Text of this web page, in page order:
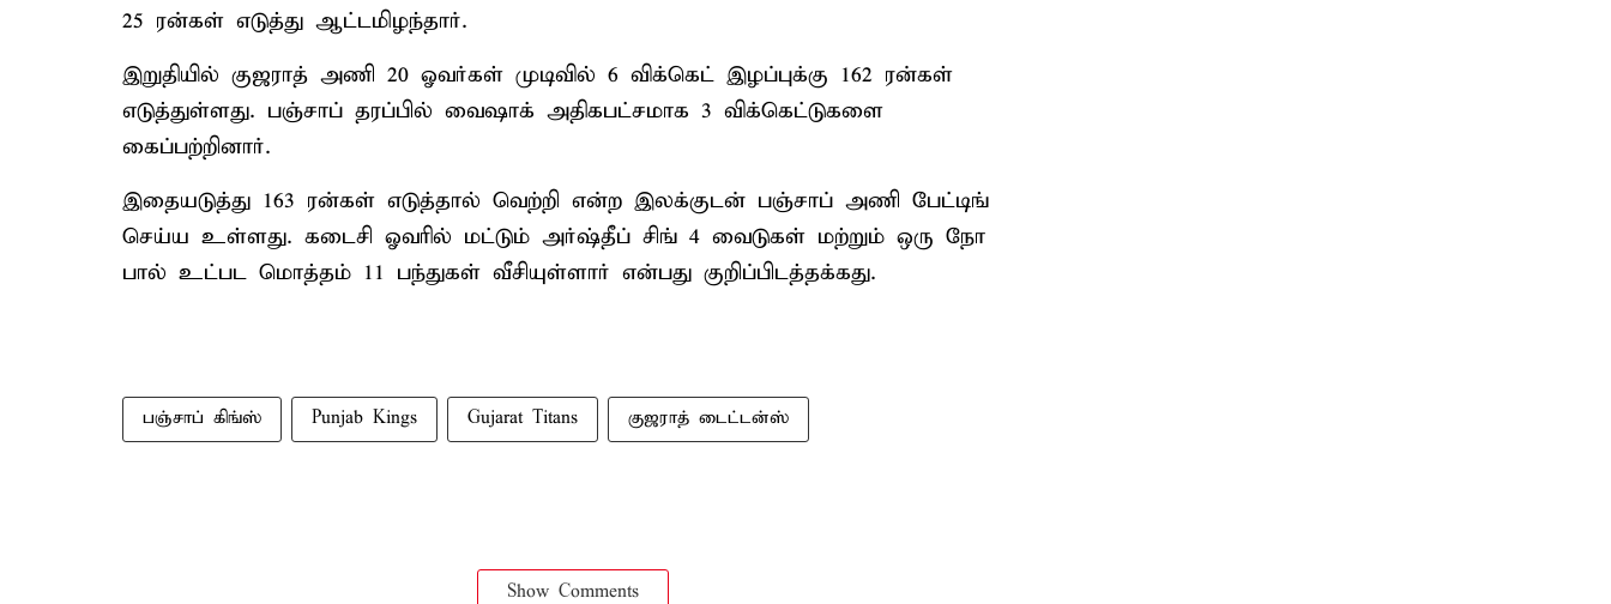
25 ரன்கள் எடுத்து ஆட்டமிழந்தார்.
இறுதியில் குஜராத் அணி 20 ஓவர்கள் முடிவில் 6 விக்கெட் இழப்புக்கு 162 ரன்கள்
எடுத்துள்ளது. பஞ்சாப் தரப்பில் வைஷாக் அதிகபட்சமாக 3 விக்கெட்டுகளை
கைப்பற்றினார்.
இதையடுத்து 163 ரன்கள் எடுத்தால் வெற்றி என்ற இலக்குடன் பஞ்சாப் அணி பேட்டிங்
செய்ய உள்ளது. கடைசி ஓவரில் மட்டும் அர்ஷ்தீப் சிங் 4 வைடுகள் மற்றும் ஒரு நோ
பால் உட்பட மொத்தம் 11 பந்துகள் வீசியுள்ளார் என்பது குறிப்பிடத்தக்கது.
பஞ்சாப் கிங்ஸ் Punjab Kings Gujarat Titans குஜராத் டைட்டன்ஸ்
Show Comments